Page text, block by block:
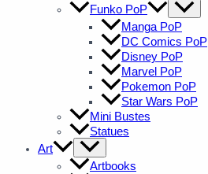
Funko PoP
Manga PoP
DC Comics PoP
Disney PoP
Marvel PoP
Pokemon PoP
Star Wars PoP
Mini Bustes
Statues
Art
Artbooks